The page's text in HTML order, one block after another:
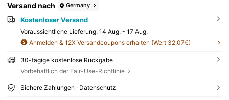
Versand nach Germany
Kostenloser Versand
Voraussichtliche Lieferung: 14 Aug. - 17 Aug.
Anmelden & 12X Versandcoupons erhalten (Wert 32,07€)
30-tägige kostenlose Rückgabe
Vorbehaltlich der Fair-Use-Richtlinie
Sichere Zahlungen · Datenschutz